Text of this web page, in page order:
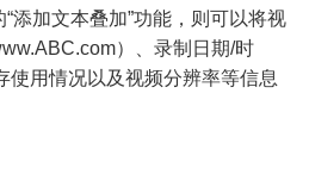
添加文本叠加”功能，则可以将视
）、录制日期/时
使用情况以及视频分辨率等信息